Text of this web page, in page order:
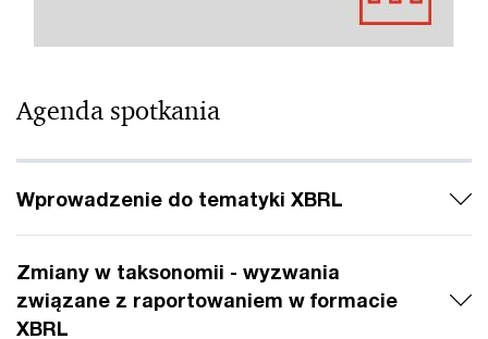
Agenda spotkania
Wprowadzenie do tematyki XBRL
Zmiany w taksonomii - wyzwania
związane z raportowaniem w formacie
XBRL